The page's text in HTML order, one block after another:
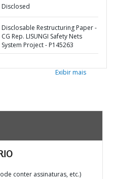
Disclosed
Disclosable Restructuring Paper -
CG Rep. LISUNGI Safety Nets
System Project - P145263
Exibir mais
conter assinaturas, etc.)